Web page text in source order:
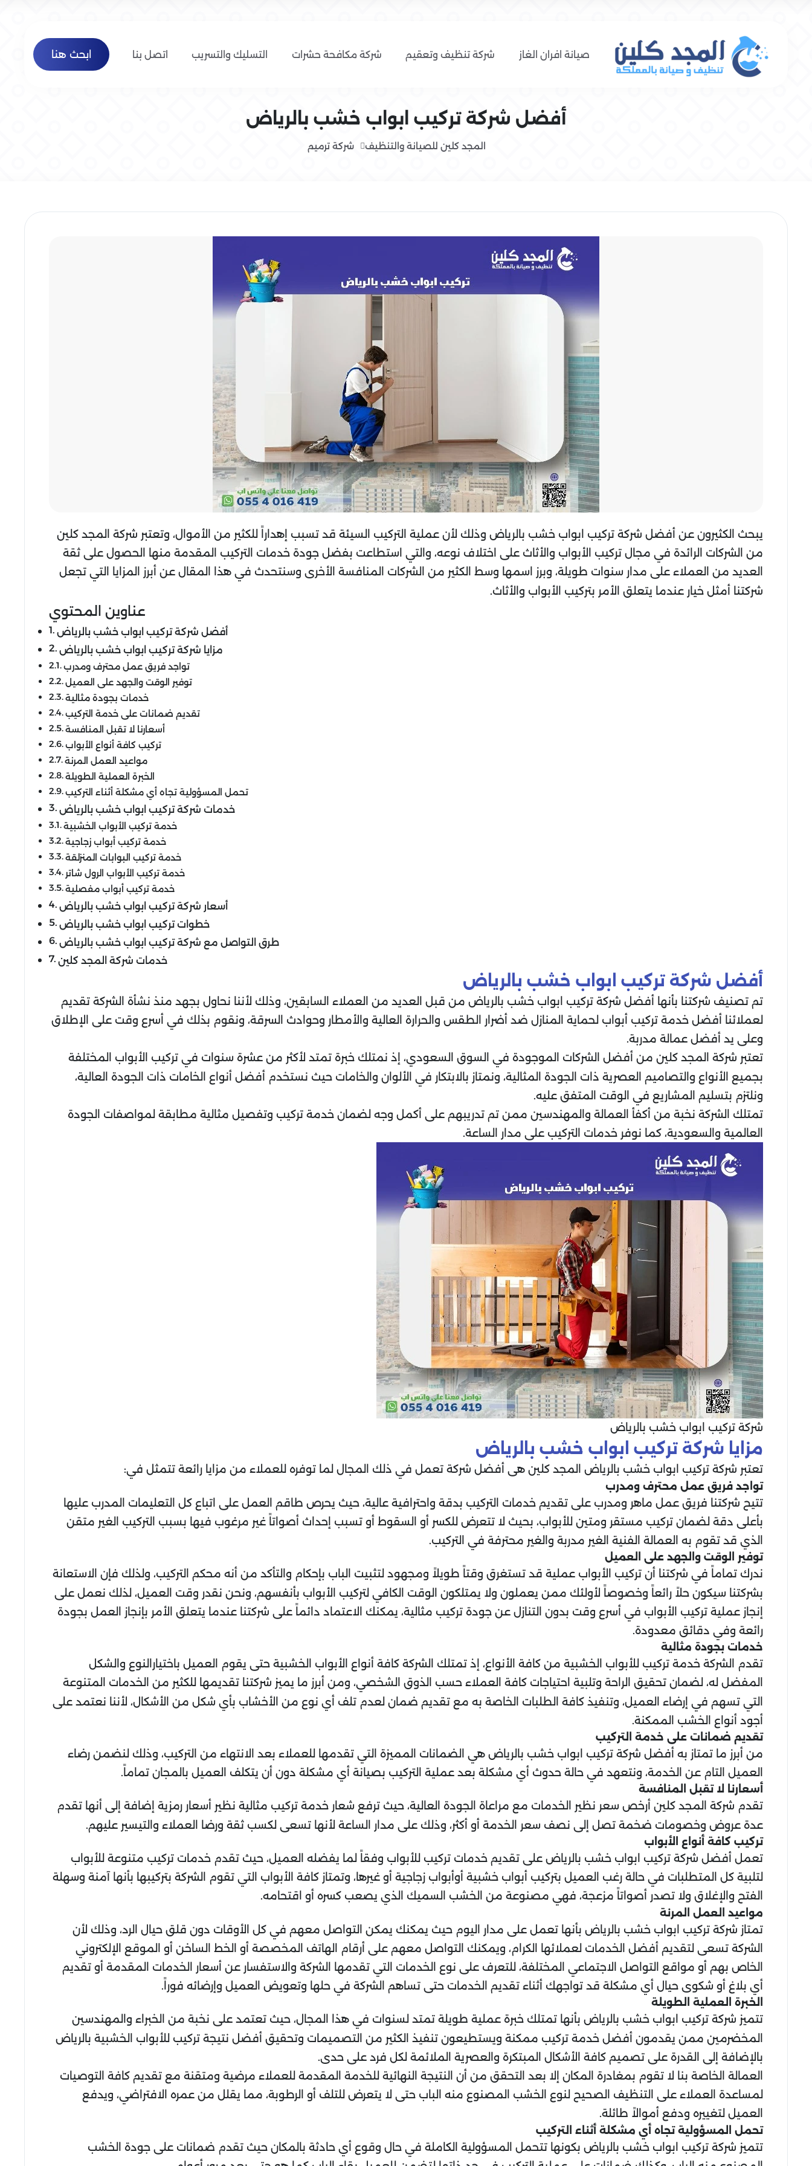
صيانة افران الغاز شركة تنظيف وتعقيم شركة مكافحة حشرات التسليك والتسريب اتصل بنا ابحث هنا
أفضل شركة تركيب ابواب خشب بالرياض
المجد كلين للصيانة والتنظيف شركة ترميم
يبحث الكثيرون عن أفضل شركة تركيب ابواب خشب بالرياض وذلك لأن عملية التركيب السيئة قد تسبب إهداراً للكثير من الأموال، وتعتبر شركة المجد كلين
من الشركات الرائدة في مجال تركيب الأبواب والأثاث على اختلاف نوعه، والتي استطاعت بفضل جودة خدمات التركيب المقدمة منها الحصول على ثقة
العديد من العملاء على مدار سنوات طويلة، وبرز اسمها وسط الكثير من الشركات المنافسة الأخرى وسنتحدث في هذا المقال عن أبرز المزايا التي تجعل
شركتنا أمثل خيار عندما يتعلق الأمر بتركيب الأبواب والأثاث.
عناوين المحتوي
أفضل شركة تركيب ابواب خشب بالرياض
مزايا شركة تركيب ابواب خشب بالرياض
تواجد فريق عمل محترف ومدرب
توفير الوقت والجهد على العميل
خدمات بجودة مثالية
تقديم ضمانات على خدمة التركيب
أسعارنا لا تقبل المنافسة
تركيب كافة أنواع الأبواب
مواعيد العمل المرنة
تحمل المسؤولية تجاه أي مشكلة أثناء التركيب
خدمات شركة تركيب ابواب خشب بالرياض
خدمة تركيب الأبواب الخشبية
خدمة تركيب أبواب زجاجية
خدمة تركيب البوابات المنزلقة
خدمة تركيب الأبواب الرول شاتر
خدمة تركيب أبواب مفصلية
أسعار شركة تركيب ابواب خشب بالرياض
طرق التواصل مع شركة تركيب ابواب خشب بالرياض
خدمات شركة المجد كلين
أفضل شركة تركيب ابواب خشب بالرياض
تم تصنيف شركتنا بأنها أفضل شركة تركيب ابواب خشب بالرياض من قبل العديد من العملاء السابقين، وذلك لأننا نحاول بجهد منذ نشأة الشركة تقديم
لعملائنا أفضل خدمة تركيب أبواب لحماية المنازل ضد أضرار الطقس والحرارة العالية والأمطار وحوادث السرقة، ونقوم بذلك في أسرع وقت على الإطلاق
وعلى يد أفضل عمالة مدربة.
تعتبر شركة المجد كلين من أفضل الشركات الموجودة في السوق السعودي، إذ نمتلك خبرة تمتد لأكثر من عشرة سنوات في تركيب الأبواب المختلفة
بجميع الأنواع والتصاميم العصرية ذات الجودة المثالية، ونمتاز بالابتكار في الألوان والخامات حيث نستخدم أفضل أنواع الخامات ذات الجودة العالية،
ونلتزم بتسليم المشاريع في الوقت المتفق عليه.
تمتلك الشركة نخبة من أكفأ العمالة والمهندسين ممن تم تدريبهم على أكمل وجه لضمان خدمة تركيب وتفصيل مثالية مطابقة لمواصفات الجودة
العالمية والسعودية، كما نوفر خدمات التركيب على مدار الساعة.
شركة تركيب ابواب خشب بالرياض
مزايا شركة تركيب ابواب خشب بالرياض
تعتبر شركة تركيب ابواب خشب بالرياض المجد كلين هى أفضل شركة تعمل في ذلك المجال لما توفره للعملاء من مزايا رائعة تتمثل في:
تواجد فريق عمل محترف ومدرب
تتيح شركتنا فريق عمل ماهر ومدرب على تقديم خدمات التركيب بدقة واحترافية عالية، حيث يحرص طاقم العمل على اتباع كل التعليمات المدرب عليها
بأعلى دقة لضمان تركيب مستقر ومتين للأبواب، بحيث لا تتعرض للكسر أو السقوط أو تسبب إحداث أصواتاً غير مرغوب فيها بسبب التركيب الغير متقن
الذي قد تقوم به العمالة الفنية الغير مدربة والغير محترفة في التركيب.
توفير الوقت والجهد على العميل
ندرك تماماً في شركتنا أن تركيب الأبواب عملية قد تستغرق وقتاً طويلاً ومجهود لتثبيت الباب بإحكام والتأكد من أنه محكم التركيب، ولذلك فإن الاستعانة
بشركتنا سيكون حلاً رائعاً وخصوصاً لأولئك ممن يعملون ولا يمتلكون الوقت الكافي لتركيب الأبواب بأنفسهم، ونحن نقدر وقت العميل، لذلك نعمل على
إنجاز عملية تركيب الأبواب في أسرع وقت بدون التنازل عن جودة تركيب مثالية، يمكنك الاعتماد دائماً على شركتنا عندما يتعلق الأمر بإنجاز العمل بجودة
رائعة وفي دقائق معدودة.
خدمات بجودة مثالية
تقدم الشركة خدمة تركيب للأبواب الخشبية من كافة الأنواع، إذ تمتلك الشركة كافة أنواع الأبواب الخشبية حتى يقوم العميل باختيارالنوع والشكل
المفضل له، لضمان تحقيق الراحة وتلبية احتياجات كافة العملاء حسب الذوق الشخصي، ومن أبرز ما يميز شركتنا تقديمها للكثير من الخدمات المتنوعة
التي تسهم في إرضاء العميل، وتنفيذ كافة الطلبات الخاصة به مع تقديم ضمان لعدم تلف أي نوع من الأخشاب بأي شكل من الأشكال، لأننا نعتمد على
أجود أنواع الخشب الممكنة.
تقديم ضمانات على خدمة التركيب
من أبرز ما تمتاز به أفضل شركة تركيب ابواب خشب بالرياض هي الضمانات المميزة التي تقدمها للعملاء بعد الانتهاء من التركيب، وذلك لنضمن رضاء
العميل التام عن الخدمة، ونتعهد في حالة حدوث أي مشكلة بعد عملية التركيب بصيانة أي مشكلة دون أن يتكلف العميل بالمجان تماماً.
أسعارنا لا تقبل المنافسة
تقدم شركة المجد كلين أرخص سعر نظير الخدمات مع مراعاة الجودة العالية، حيث ترفع شعار خدمة تركيب مثالية نظير أسعار رمزية إضافة إلى أنها تقدم
عدة عروض وخصومات ضخمة تصل إلى نصف سعر الخدمة أو أكثر، وذلك على مدار الساعة لأنها تسعى لكسب ثقة ورضا العملاء والتيسير عليهم.
تركيب كافة أنواع الأبواب
تعمل أفضل شركة تركيب ابواب خشب بالرياض على تقديم خدمات تركيب للأبواب وفقاً لما يفضله العميل، حيث تقدم خدمات تركيب متنوعة للأبواب
لتلبية كل المتطلبات في حالة رغب العميل بتركيب أبواب خشبية أوأبواب زجاجية أو غيرها، وتمتاز كافة الأبواب التي تقوم الشركة بتركيبها بأنها آمنة وسهلة
الفتح والإغلاق ولا تصدر أصواتاً مزعجة، فهي مصنوعة من الخشب السميك الذي يصعب كسره أو اقتحامه.
مواعيد العمل المرنة
تمتاز شركة تركيب ابواب خشب بالرياض بأنها تعمل على مدار اليوم حيث يمكنك يمكن التواصل معهم في كل الأوقات دون قلق حيال الرد، وذلك لأن
الشركة تسعى لتقديم أفضل الخدمات لعملائها الكرام، ويمكنك التواصل معهم على أرقام الهاتف المخصصة أو الخط الساخن أو الموقع الإلكتروني
الخاص بهم أو مواقع التواصل الاجتماعي المختلفة، للتعرف على نوع الخدمات التي تقدمها الشركة والاستفسار عن أسعار الخدمات المقدمة أو تقديم
أي بلاغ أو شكوى حيال أي مشكلة قد تواجهك أثناء تقديم الخدمات حتى تساهم الشركة في حلها وتعويض العميل وإرضائه فوراً.
الخبرة العملية الطويلة
تتميز شركة تركيب ابواب خشب بالرياض بأنها تمتلك خبرة عملية طويلة تمتد لسنوات في هذا المجال، حيث تعتمد على نخبة من الخبراء والمهندسين
المخضرمين ممن يقدمون أفضل خدمة تركيب ممكنة ويستطيعون تنفيذ الكثير من التصميمات وتحقيق أفضل نتيجة تركيب للأبواب الخشبية بالرياض
بالإضافة إلى القدرة على تصميم كافة الأشكال المبتكرة والعصرية الملائمة لكل فرد على حدى.
العمالة الخاصة بنا لا تقوم بمغادرة المكان إلا بعد التحقق من أن النتيجة النهائية للخدمة المقدمة للعملاء مرضية ومتقنة مع تقديم كافة التوصيات
لمساعدة العملاء على التنظيف الصحيح لنوع الخشب المصنوع منه الباب حتى لا يتعرض للتلف أو الرطوبة، مما يقلل من عمره الافتراضي، ويدفع
العميل لتغييره ودفع أموالاً طائلة.
تحمل المسؤولية تجاه أي مشكلة أثناء التركيب
تتميز شركة تركيب ابواب خشب بالرياض بكونها تتحمل المسؤولية الكاملة في حال وقوع أي حادثة بالمكان حيث تقدم ضمانات على جودة الخشب